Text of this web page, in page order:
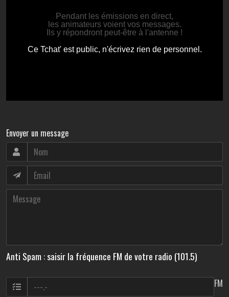
Envoyer un message
Anti Spam : saisir la fréquence FM de votre radio (101.5)
FM